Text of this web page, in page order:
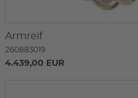
Armreif
260883019
4.439,00 EUR